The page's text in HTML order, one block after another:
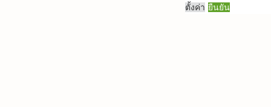
ตั้งค่า ยืนยัน